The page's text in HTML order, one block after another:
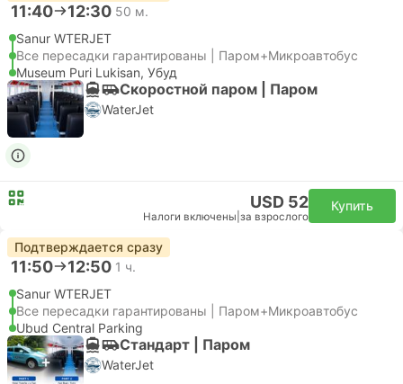
11:40 12:30 50 м.
Sanur WTERJET
Все пересадки гарантированы | Паром+Микроавтобус
Museum Puri Lukisan, Убуд
Скоростной паром | Паром
WaterJet
USD 52
Налоги включены за взрослого
Купить
Подтверждается сразу
11:50 12:50 1 ч.
Sanur WTERJET
Все пересадки гарантированы | Паром+Микроавтобус
Ubud Central Parking
Стандарт | Паром
WaterJet